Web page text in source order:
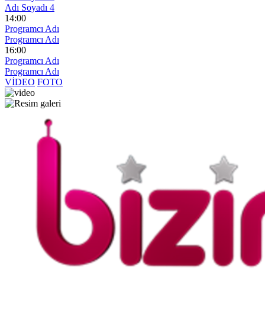
Adı Soyadı 4
14:00
Programcı Adı
Programcı Adı
16:00
Programcı Adı
Programcı Adı
VİDEO FOTO